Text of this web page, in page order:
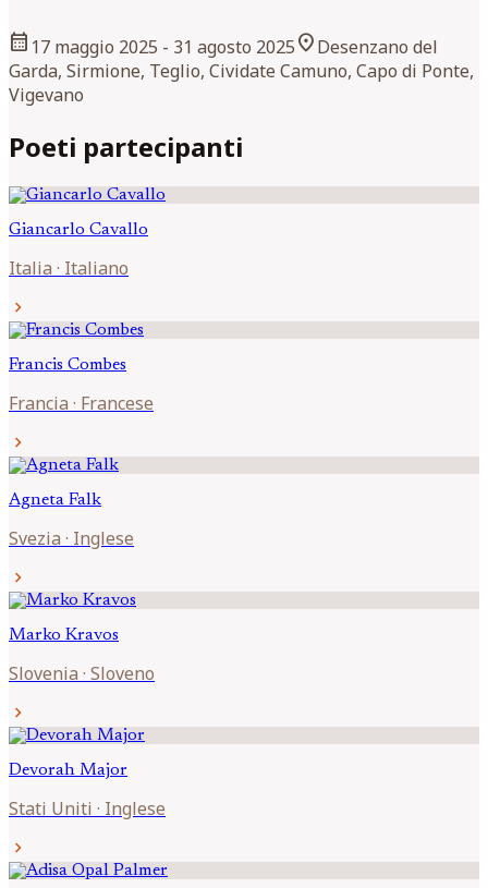
calendar_month 17 maggio 2025 - 31 agosto 2025location_onDesenzano del
Garda, Sirmione, Teglio, Cividate Camuno, Capo di Ponte,
Vigevano
Poeti partecipanti
Giancarlo Cavallo
Italia · Italiano
chevron_right
Francis Combes
Francia · Francese
chevron_right
Agneta Falk
Svezia · Inglese
chevron_right
Marko Kravos
Slovenia · Sloveno
chevron_right
Devorah Major
Stati Uniti · Inglese
chevron_right